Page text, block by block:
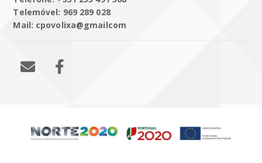
Telemóvel: 969 289 028
Mail: cpovolixa@gmailcom